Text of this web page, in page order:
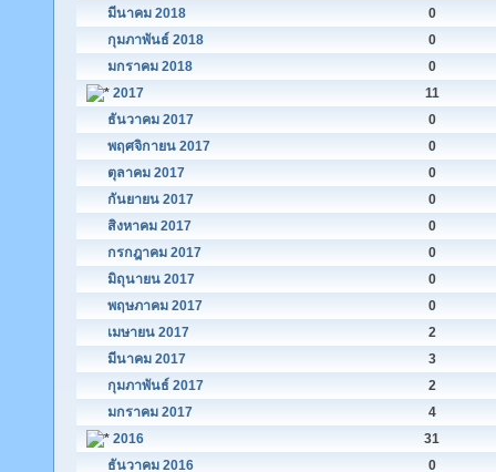
มีนาคม 2018
0
กุมภาพันธ์ 2018
0
มกราคม 2018
0
2017
11
ธันวาคม 2017
0
พฤศจิกายน 2017
0
ตุลาคม 2017
0
กันยายน 2017
0
สิงหาคม 2017
0
กรกฎาคม 2017
0
มิถุนายน 2017
0
พฤษภาคม 2017
0
เมษายน 2017
2
มีนาคม 2017
3
กุมภาพันธ์ 2017
2
มกราคม 2017
4
2016
31
ธันวาคม 2016
0